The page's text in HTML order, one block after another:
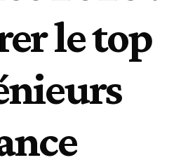
le top